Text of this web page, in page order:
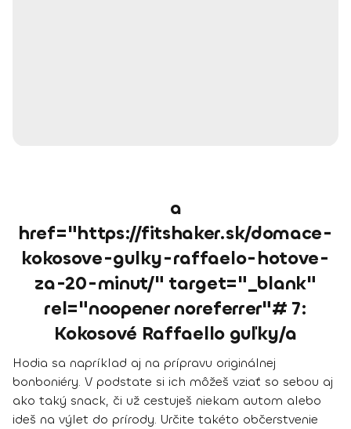
a
href="https://fitshaker.sk/domace-
kokosove-gulky-raffaelo-hotove-
za-20-minut/" target="_blank"
rel="noopener noreferrer"# 7:
Kokosové Raffaello guľky/a
Hodia sa napríklad aj na prípravu originálnej
bonboniéry. V podstate si ich môžeš vziať so sebou aj
ako taký snack, či už cestuješ niekam autom alebo
ideš na výlet do prírody. Určite takéto občerstvenie